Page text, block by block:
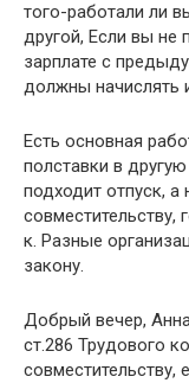
того-работали ли
другой, Если вы не
зарплате с
должны начислять
Есть основная
полставки в
подходит отпуск, а
совместительству,
к. Разные
закону.
Добрый вечер,
ст.286 Трудового